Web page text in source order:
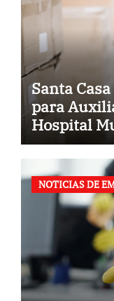
Santa
para
Hospital
(BA)
NOTICIAS DE